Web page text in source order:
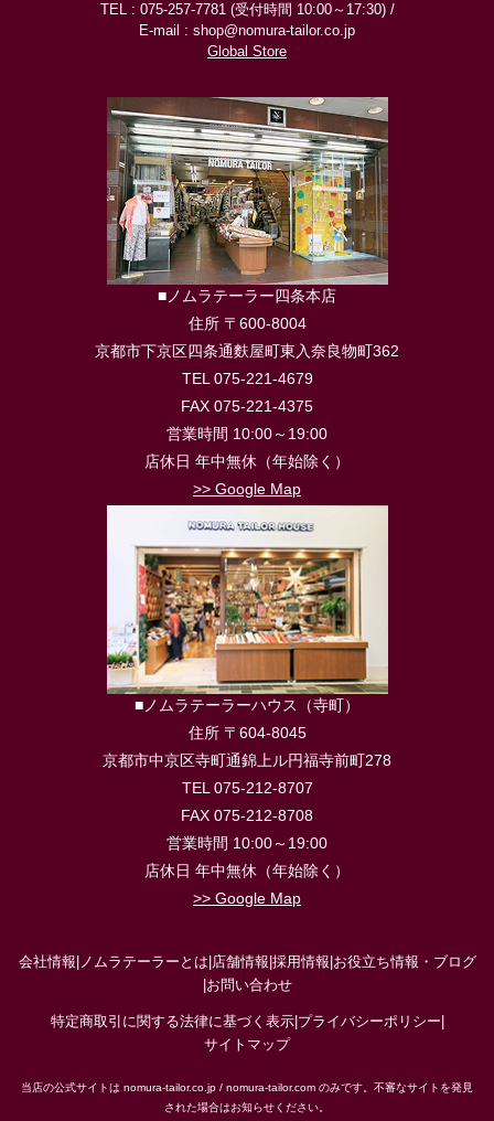
TEL : 075-257-7781 (受付時間 10:00～17:30) /
E-mail : shop@nomura-tailor.co.jp
Global Store
■ノムラテーラー四条本店
住所 〒600-8004
京都市下京区四条通麩屋町東入奈良物町362
TEL 075-221-4679
FAX 075-221-4375
営業時間 10:00～19:00
店休日 年中無休（年始除く）
>> Google Map
■ノムラテーラーハウス（寺町）
住所 〒604-8045
京都市中京区寺町通錦上ル円福寺前町278
TEL 075-212-8707
FAX 075-212-8708
営業時間 10:00～19:00
店休日 年中無休（年始除く）
>> Google Map
会社情報 ノムラテーラーとは 店舗情報 採用情報 お役立ち情報・ブログ
お問い合わせ
特定商取引に関する法律に基づく表示| プライバシーポリシー
サイトマップ
当店の公式サイトは nomura-tailor.co.jp / nomura-tailor.com のみです。不審なサイトを発見
された場合はお知らせください。